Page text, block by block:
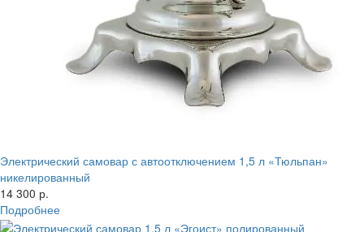
Электрический самовар с автоотключением 1,5 л «Тюльпан»
никелированный
14 300 р.
Подробнее